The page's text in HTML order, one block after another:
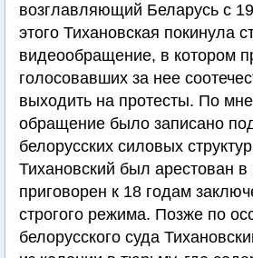
возглавляющий Беларусь с
этого Тихановская покинула
видеообращение, в котором
голосовавших за нее
выходить на протесты. По
обращение было записано
белорусских силовых
Тихановский был арестован
приговорен к 18 годам
строгого режима. Позже по
белорусского суда